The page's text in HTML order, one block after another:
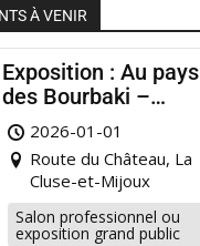
À VENIR
Exposition : Au pays
des Bourbaki –
Musée Municipal
Pontarlier
2026-01-01
Route du Château, La
Cluse-et-Mijoux
Salon professionnel ou
exposition grand public